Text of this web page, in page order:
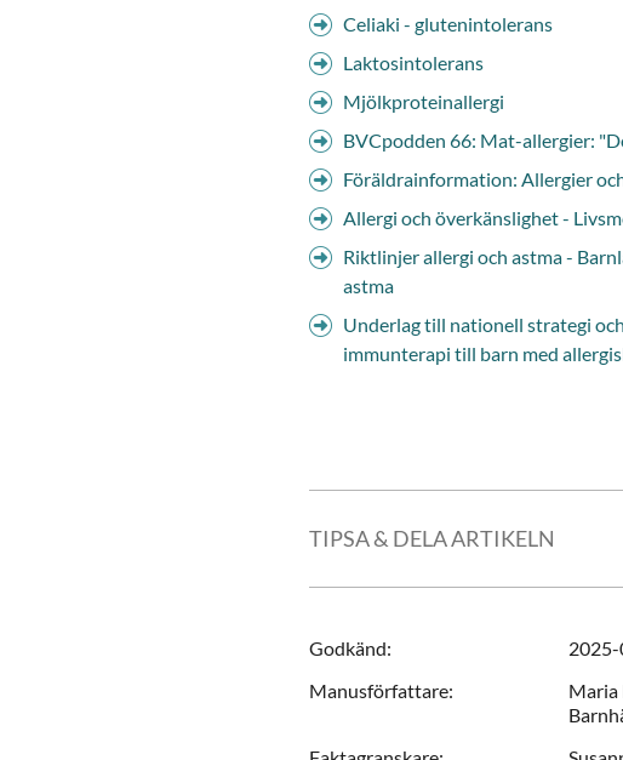
Kronoberg
Välj en region för att visa tillägg
Visa tillägg
Celiaki - glutenintolerans
Laktosintolerans
Mjölkproteinallergi
BVCpodden 66: Mat-allergier:
Föräldrainformation: Allergier
Allergi och överkänslighet -
Riktlinjer allergi och astma -
astma
Underlag till nationell strategi
immunterapi till barn med
TIPSA & DELA ARTIKELN
Godkänd:
Manusförfattare: Maria